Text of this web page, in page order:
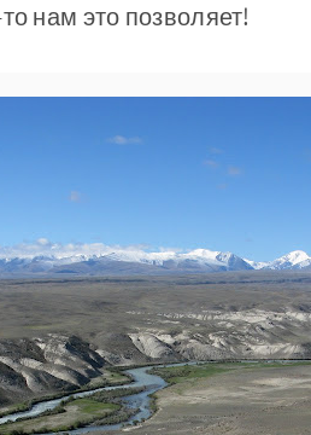
нам это позволяет!